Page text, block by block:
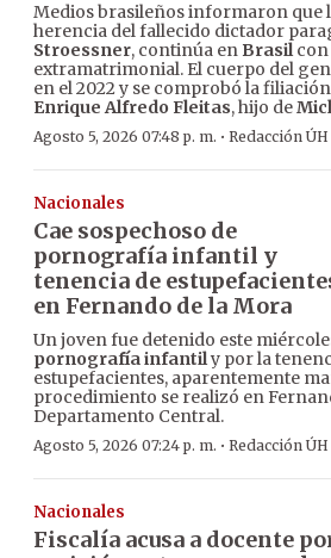
Medios brasileños informaron que
herencia del fallecido dictador
Stroessner, continúa en Brasilcon
extramatrimonial. El cuerpo del
en el 2022 y se comprobó la
Enrique Alfredo Fleitas, hijo de
Agosto 5, 2026 07:48 p. m. · Redacción ÚH
Nacionales
Cae sospechoso de
pornografía infantil y
tenencia de
en Fernando de la Mora
Un joven fue detenido este
pornografía infantily por la
estupefacientes, aparentemente
procedimiento se realizó en
Departamento Central.
Agosto 5, 2026 07:24 p. m. · Redacción ÚH
Nacionales
Fiscalía acusa a docente